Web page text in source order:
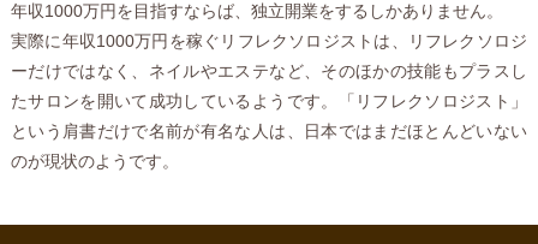
年収1000万円を目指すならば、独立開業をするしかありません。
実際に年収1000万円を稼ぐリフレクソロジストは、リフレクソロジ
ーだけではなく、ネイルやエステなど、そのほかの技能もプラスし
たサロンを開いて成功しているようです。「リフレクソロジスト」
という肩書だけで名前が有名な人は、日本ではまだほとんどいない
のが現状のようです。